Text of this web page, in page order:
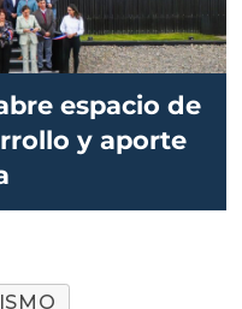
espacio de
y aporte